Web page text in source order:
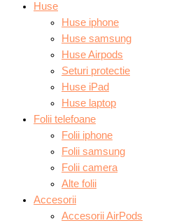
Huse
Huse iphone
Huse samsung
Huse Airpods
Seturi protectie
Huse iPad
Huse laptop
Folii telefoane
Folii iphone
Folii samsung
Folii camera
Alte folii
Accesorii
Accesorii AirPods